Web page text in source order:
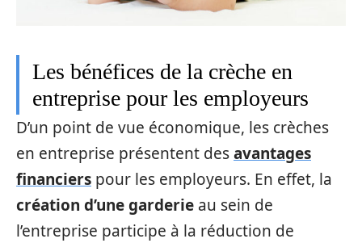
Les bénéfices de la crèche en
entreprise pour les employeurs
D’un point de vue économique, les crèches
en entreprise présentent desavantages
financiers pour les employeurs. En effet, la
création d’une garderie au sein de
l’entreprise participe à la réduction de